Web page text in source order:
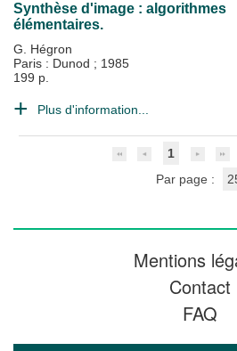
Synthèse d'image : algorithmes
élémentaires.
G. Hégron
Paris : Dunod ; 1985
199 p.
Plus d'information...
1
Par page :
Mentions
Contact
FAQ